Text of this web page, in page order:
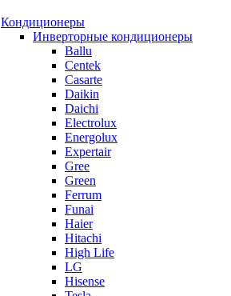
Кондиционеры
Инверторные кондиционеры
Ballu
Centek
Casarte
Daikin
Daichi
Electrolux
Energolux
Expertair
Gree
Green
Ferrum
Funai
Haier
Hitachi
High Life
LG
Hisense